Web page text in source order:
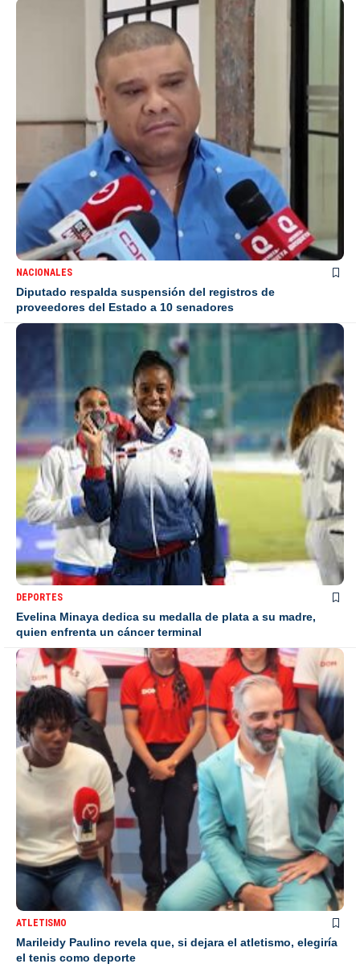
NACIONALES
Diputado respalda suspensión del registros de
proveedores del Estado a 10 senadores
DEPORTES
Evelina Minaya dedica su medalla de plata a su madre,
quien enfrenta un cáncer terminal
ATLETISMO
Marileidy Paulino revela que, si dejara el atletismo, elegiría
el tenis como deporte